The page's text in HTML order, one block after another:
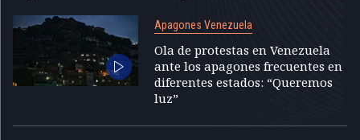
Apagones Venezuela
Ola de protestas en Venezuela
ante los apagones frecuentes en
diferentes estados: “Queremos
luz”